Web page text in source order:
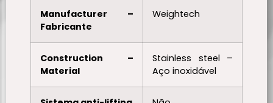
Manufacturer –
Fabricante
Weightech
Construction –
Material
Stainless steel –
Aço inoxidável